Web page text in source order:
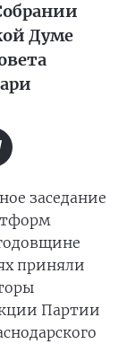
Думе
заседание
приняли
Партии